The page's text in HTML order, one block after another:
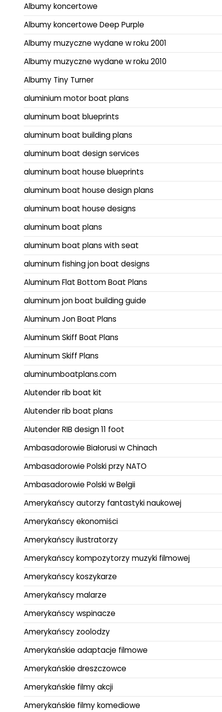
Albumy koncertowe
Albumy koncertowe Deep Purple
Albumy muzyczne wydane w roku 2001
Albumy muzyczne wydane w roku 2010
Albumy Tiny Turner
aluminium motor boat plans
aluminum boat blueprints
aluminum boat building plans
aluminum boat design services
aluminum boat house blueprints
aluminum boat house design plans
aluminum boat house designs
aluminum boat plans
aluminum boat plans with seat
aluminum fishing jon boat designs
Aluminum Flat Bottom Boat Plans
aluminum jon boat building guide
Aluminum Jon Boat Plans
Aluminum Skiff Boat Plans
Aluminum Skiff Plans
aluminumboatplans.com
Alutender rib boat kit
Alutender rib boat plans
Alutender RIB design 11 foot
Ambasadorowie Białorusi w Chinach
Ambasadorowie Polski przy NATO
Ambasadorowie Polski w Belgii
Amerykańscy autorzy fantastyki naukowej
Amerykańscy ekonomiści
Amerykańscy ilustratorzy
Amerykańscy kompozytorzy muzyki filmowej
Amerykańscy koszykarze
Amerykańscy malarze
Amerykańscy wspinacze
Amerykańscy zoolodzy
Amerykańskie adaptacje filmowe
Amerykańskie dreszczowce
Amerykańskie filmy akcji
Amerykańskie filmy komediowe